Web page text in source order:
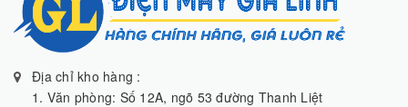
Địa chỉ kho hàng :
1. Văn phòng: Số 12A, ngõ 53 đường Thanh Liệt